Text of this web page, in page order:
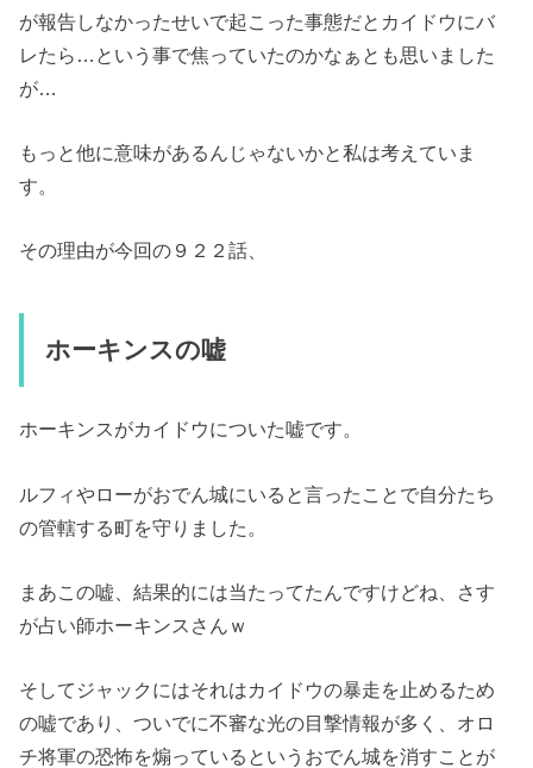
が報告しなかったせいで起こった事態だとカイドウにバ
レたら…という事で焦っていたのかなぁとも思いました
が…
もっと他に意味があるんじゃないかと私は考えていま
す。
その理由が今回の９２２話、
ホーキンスの嘘
ホーキンスがカイドウについた嘘です。
ルフィやローがおでん城にいると言ったことで自分たち
の管轄する町を守りました。
まあこの嘘、結果的には当たってたんですけどね、さす
が占い師ホーキンスさんｗ
そしてジャックにはそれはカイドウの暴走を止めるため
の嘘であり、ついでに不審な光の目撃情報が多く、オロ
チ将軍の恐怖を煽っているというおでん城を消すことが